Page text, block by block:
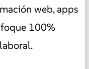
web, apps
100%